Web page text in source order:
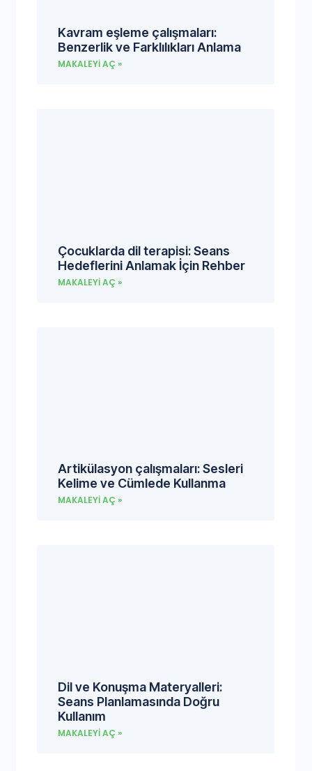
Kavram eşleme çalışmaları:
Benzerlik ve Farklılıkları Anlama
MAKALEYI AÇ »
Çocuklarda dil terapisi: Seans
Hedeflerini Anlamak İçin Rehber
MAKALEYI AÇ »
Artikülasyon çalışmaları: Sesleri
Kelime ve Cümlede Kullanma
MAKALEYI AÇ »
Dil ve Konuşma Materyalleri:
Seans Planlamasında Doğru
Kullanım
MAKALEYI AÇ »